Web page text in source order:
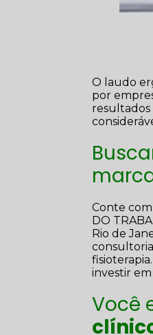
O laudo
por
resultados
Conte com
DO
Rio de
investir
Você